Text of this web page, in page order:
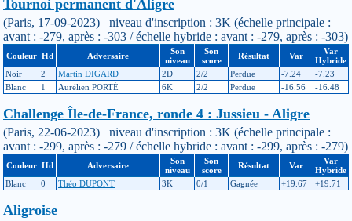
Tournoi permanent d'Aligre
(Paris, 17-09-2023) niveau d'inscription : 3K (échelle principale :
avant : -279, après : -303 / échelle hybride : avant : -279, après : -303)
Couleur Hd Adversaire
Son
niveau
Son
score
Résultat Var
Var
Hybride
Noir
2 Martin DIGARD 2D 2/2 Perdue -7.24
-7.23
Blanc
1 Aurélien PORTÉ 6K 2/2 Perdue -16.56 -16.48
Challenge Île-de-France, ronde 4 : Jussieu - Aligre
(Paris, 22-06-2023) niveau d'inscription : 3K (échelle principale :
avant : -299, après : -279 / échelle hybride : avant : -299, après : -279)
Couleur Hd Adversaire
Son
niveau
Son
score
Résultat Var
Var
Hybride
Blanc
0 Théo DUPONT 3K 0/1 Gagnée +19.67 +19.71
Aligroise